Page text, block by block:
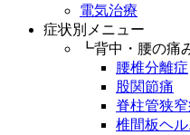
電気治療
症状別メニュー
┗背中・腰の痛
腰椎分離症
股関節痛
脊柱管狭
椎間板ヘ